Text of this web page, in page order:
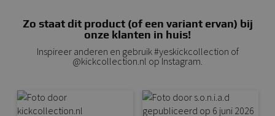
Zo staat dit product (of een variant ervan) bij
onze klanten in huis!
Inspireer anderen en gebruik #yeskickcollection of
@kickcollection.nl op Instagram.